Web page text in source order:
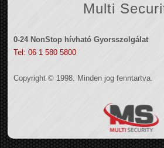
Multi
0-24 NonStop hívható Gyorsszolgálat
Tel: 06 1 580 5800
Copyright © 1998. Minden jog fenntartva.